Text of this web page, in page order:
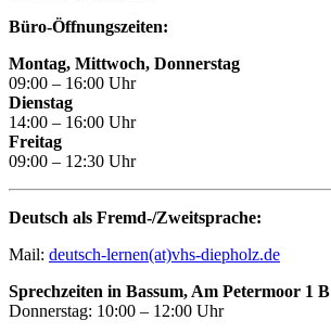
Büro-Öffnungszeiten:
Montag, Mittwoch, Donnerstag
09:00 – 16:00 Uhr
Dienstag
14:00 – 16:00 Uhr
Freitag
09:00 – 12:30 Uhr
Deutsch als Fremd-/Zweitsprache:
Mail: deutsch-lernen(at)vhs-diepholz.de
Sprechzeiten in Bassum, Am Petermoor 1 B
Donnerstag: 10:00 – 12:00 Uhr